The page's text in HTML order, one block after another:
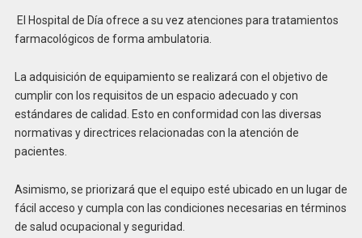
El Hospital de Día ofrece a su vez atenciones para tratamientos
farmacológicos de forma ambulatoria.
La adquisición de equipamiento se realizará con el objetivo de
cumplir con los requisitos de un espacio adecuado y con
estándares de calidad. Esto en conformidad con las diversas
normativas y directrices relacionadas con la atención de
pacientes.
Asimismo, se priorizará que el equipo esté ubicado en un lugar de
fácil acceso y cumpla con las condiciones necesarias en términos
de salud ocupacional y seguridad.